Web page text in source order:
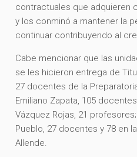
contractuales que adquieren
y los conminó a mantener la
continuar contribuyendo al
Cabe mencionar que las
se les hicieron entrega de
27 docentes de la
Emiliano Zapata, 105
Vázquez Rojas, 21
Pueblo, 27 docentes y 78 en
Allende.